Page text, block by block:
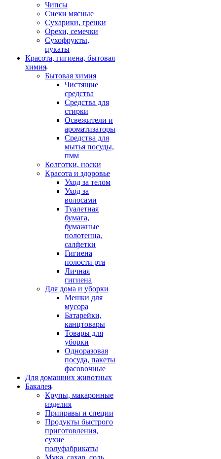
Чипсы
Снеки мясные
Сухарики, гренки
Орехи, семечки
Сухофрукты,
цукаты
Красота, гигиена, бытовая
химия
Бытовая химия
Чистящие
средства
Средства для
стирки
Освежители и
ароматизаторы
Средства для
мытья посуды,
пмм
Колготки, носки
Красота и здоровье
Уход за телом
Уход за
волосами
Туалетная
бумага,
бумажные
полотенца,
салфетки
Гигиена
полости рта
Личная
гигиена
Для дома и уборки
Мешки для
мусора
Батарейки,
канцтовары
Товары для
уборки
Одноразовая
посуда, пакеты
фасовочные
Для домашних животных
Бакалея
Крупы, макаронные
изделия
Приправы и специи
Продукты быстрого
приготовления,
сухие
полуфабрикаты
Мука, сахар, соль